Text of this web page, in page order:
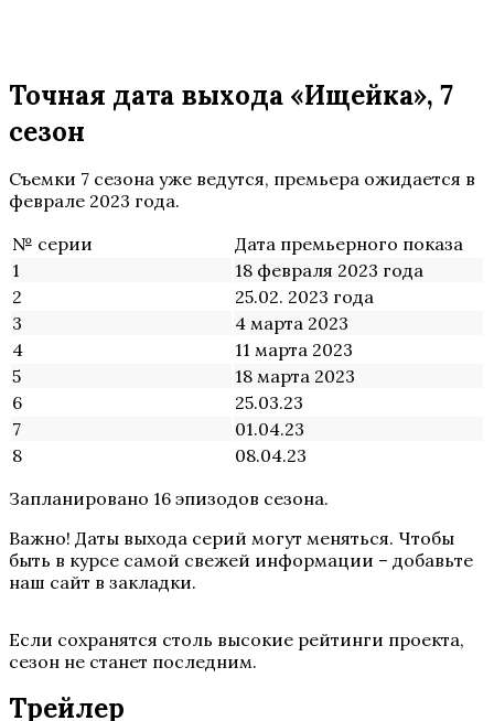
Точная дата выхода «Ищейка», 7
сезон
Съемки 7 сезона уже ведутся, премьера ожидается в
феврале 2023 года.
№ серии
Дата премьерного показа
1
18 февраля 2023 года
2
25.02. 2023 года
3
4 марта 2023
4
11 марта 2023
5
18 марта 2023
6
25.03.23
7
01.04.23
8
08.04.23
Запланировано 16 эпизодов сезона.
Важно! Даты выхода серий могут меняться. Чтобы
быть в курсе самой свежей информации – добавьте
наш сайт в закладки.
Если сохранятся столь высокие рейтинги проекта,
сезон не станет последним.
Трейлер